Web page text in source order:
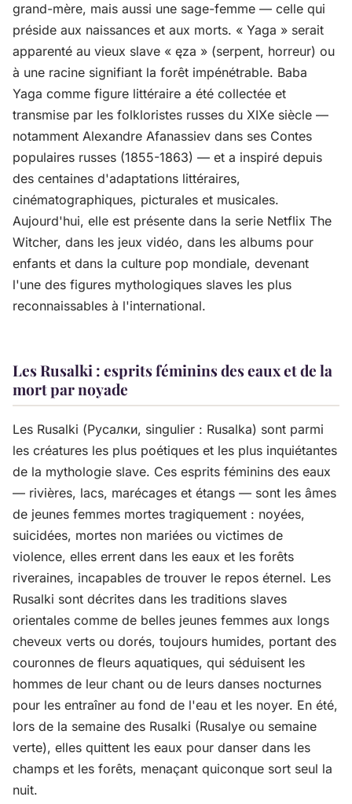
grand-mère, mais aussi une sage-femme — celle qui
préside aux naissances et aux morts. « Yaga » serait
apparenté au vieux slave « ęza » (serpent, horreur) ou
à une racine signifiant la forêt impénétrable. Baba
Yaga comme figure littéraire a été collectée et
transmise par les folkloristes russes du XIXe siècle —
notamment Alexandre Afanassiev dans ses Contes
populaires russes (1855-1863) — et a inspiré depuis
des centaines d'adaptations littéraires,
cinématographiques, picturales et musicales.
Aujourd'hui, elle est présente dans la serie Netflix The
Witcher, dans les jeux vidéo, dans les albums pour
enfants et dans la culture pop mondiale, devenant
l'une des figures mythologiques slaves les plus
reconnaissables à l'international.
Les Rusalki : esprits féminins des eaux et de la
mort par noyade
Les Rusalki (Русалки, singulier : Rusalka) sont parmi
les créatures les plus poétiques et les plus inquiétantes
de la mythologie slave. Ces esprits féminins des eaux
— rivières, lacs, marécages et étangs — sont les âmes
de jeunes femmes mortes tragiquement : noyées,
suicidées, mortes non mariées ou victimes de
violence, elles errent dans les eaux et les forêts
riveraines, incapables de trouver le repos éternel. Les
Rusalki sont décrites dans les traditions slaves
orientales comme de belles jeunes femmes aux longs
cheveux verts ou dorés, toujours humides, portant des
couronnes de fleurs aquatiques, qui séduisent les
hommes de leur chant ou de leurs danses nocturnes
pour les entraîner au fond de l'eau et les noyer. En été,
lors de la semaine des Rusalki (Rusalye ou semaine
verte), elles quittent les eaux pour danser dans les
champs et les forêts, menaçant quiconque sort seul la
nuit.